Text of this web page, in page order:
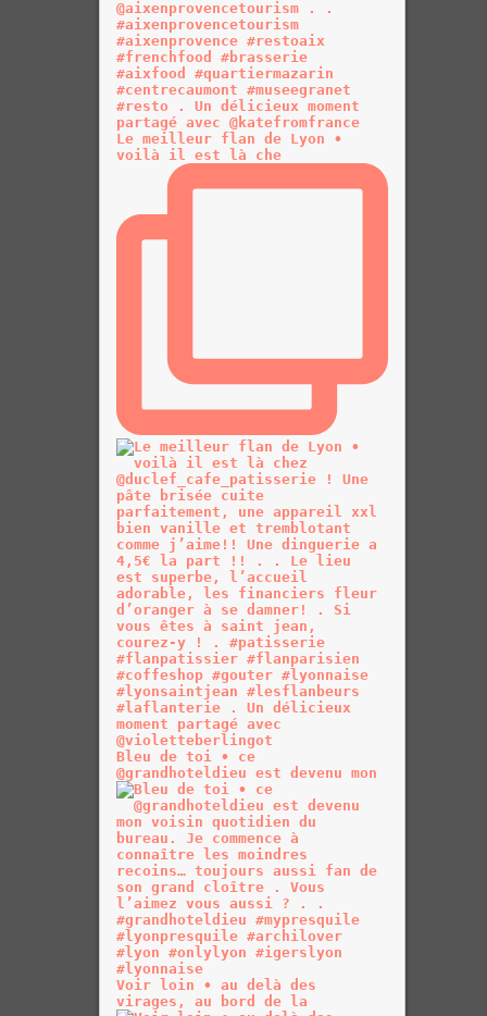
Le meilleur flan de Lyon •
voilà il est là che
Bleu de toi • ce
@grandhoteldieu est devenu mon
Voir loin • au delà des
virages, au bord de la